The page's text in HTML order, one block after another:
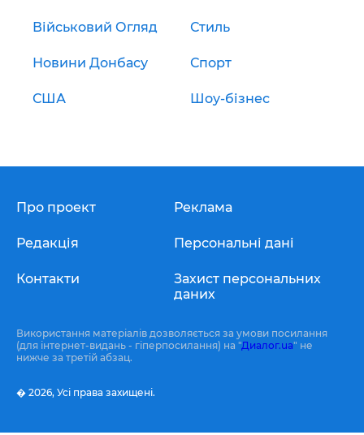
Військовий Огляд Стиль
Новини Донбасу Спорт
США Шоу-бізнес
Про проект
Редакція
Контакти
Реклама
Персональні дані
Захист персональних
даних
Використання матеріалів дозволяється за умови посилання
(для інтернет-видань - гіперпосилання) на "Диалог.ua" не
нижче за третій абзац.
� 2026, Усі права захищені.